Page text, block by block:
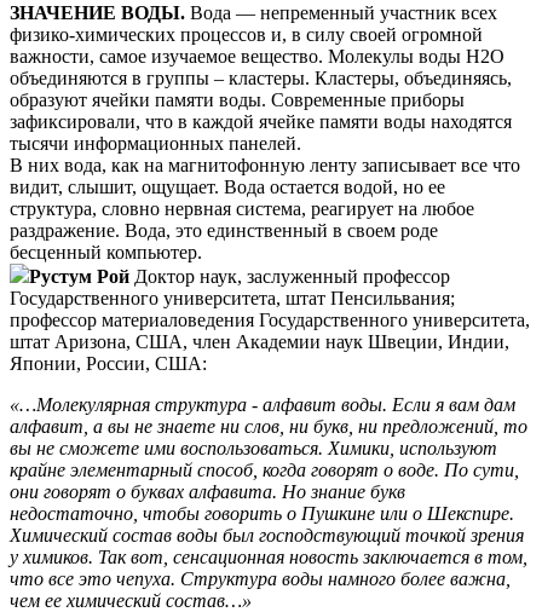
ЗНАЧЕНИЕ ВОДЫ. Вода — непременный участник всех
физико-химических процессов и, в силу своей огромной
важности, самое изучаемое вещество. Молекулы воды Н2О
объединяются в группы – кластеры. Кластеры, объединяясь,
образуют ячейки памяти воды. Современные приборы
зафиксировали, что в каждой ячейке памяти воды находятся
тысячи информационных панелей.
В них вода, как на магнитофонную ленту записывает все что
видит, слышит, ощущает. Вода остается водой, но ее
структура, словно нервная система, реагирует на любое
раздражение. Вода, это единственный в своем роде
бесценный компьютер.
Рустум Рой Доктор наук, заслуженный профессор
Государственного университета, штат Пенсильвания;
профессор материаловедения Государственного университета,
штат Аризона, США, член Академии наук Швеции, Индии,
Японии, России, США:
«…Молекулярная структура - алфавит воды. Если я вам дам
алфавит, а вы не знаете ни слов, ни букв, ни предложений, то
вы не сможете ими воспользоваться. Химики, используют
крайне элементарный способ, когда говорят о воде. По сути,
они говорят о буквах алфавита. Но знание букв
недостаточно, чтобы говорить о Пушкине или о Шекспире.
Химический состав воды был господствующий точкой зрения
у химиков. Так вот, сенсационная новость заключается в том,
что все это чепуха. Структура воды намного более важна,
чем ее химический состав…»